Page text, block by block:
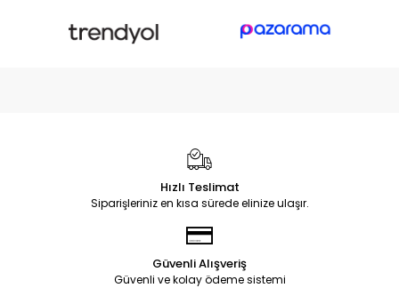
Hızlı Teslimat
Siparişleriniz en kısa sürede elinize ulaşır.
Güvenli Alışveriş
Güvenli ve kolay ödeme sistemi